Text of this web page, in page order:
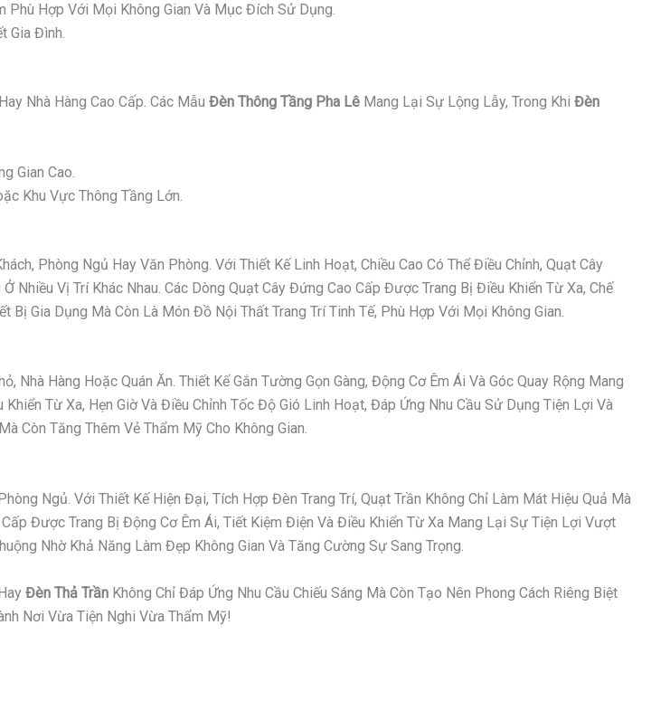
Phù Hợp Với Mọi Không Gian Và Mục Đích Sử Dụng.
Gia Đình.
Nhà Hàng Cao Cấp. Các Mẫu Đèn Thông Tầng Pha Lê Mang Lại Sự Lộng Lẫy, Trong Khi Đèn
Gian Cao.
Khu Vực Thông Tầng Lớn.
Phòng Ngủ Hay Văn Phòng. Với Thiết Kế Linh Hoạt, Chiều Cao Có Thể Điều Chỉnh, Quạt Cây
Vị Trí Khác Nhau. Các Dòng Quạt Cây Đứng Cao Cấp Được Trang Bị Điều Khiển Từ Xa, Chế
Gia Dụng Mà Còn Là Món Đồ Nội Thất Trang Trí Tinh Tế, Phù Hợp Với Mọi Không Gian.
Hàng Hoặc Quán Ăn. Thiết Kế Gắn Tường Gọn Gàng, Động Cơ Êm Ái Và Góc Quay Rộng Mang
Từ Xa, Hẹn Giờ Và Điều Chỉnh Tốc Độ Gió Linh Hoạt, Đáp Ứng Nhu Cầu Sử Dụng Tiện Lợi Và
Còn Tăng Thêm Vẻ Thẩm Mỹ Cho Không Gian.
Ngủ. Với Thiết Kế Hiện Đại, Tích Hợp Đèn Trang Trí, Quạt Trần Không Chỉ Làm Mát Hiệu Quả Mà
Được Trang Bị Động Cơ Êm Ái, Tiết Kiệm Điện Và Điều Khiển Từ Xa Mang Lại Sự Tiện Lợi Vượt
Nhờ Khả Năng Làm Đẹp Không Gian Và Tăng Cường Sự Sang Trọng.
Đèn Thả Trần Không Chỉ Đáp Ứng Nhu Cầu Chiếu Sáng Mà Còn Tạo Nên Phong Cách Riêng Biệt
Nơi Vừa Tiện Nghi Vừa Thẩm Mỹ!